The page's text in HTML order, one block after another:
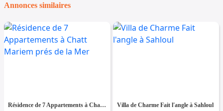
Annonces similaires
Résidence de 7 Appartements à Chatt Mariem prés de la Mer Villa de Charme Fait l'angle à Sahloul